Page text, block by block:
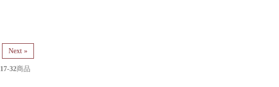
Next »
17-32商品